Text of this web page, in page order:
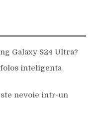
Galaxy S24 Ultra?
folos inteligenta
nevoie intr-un